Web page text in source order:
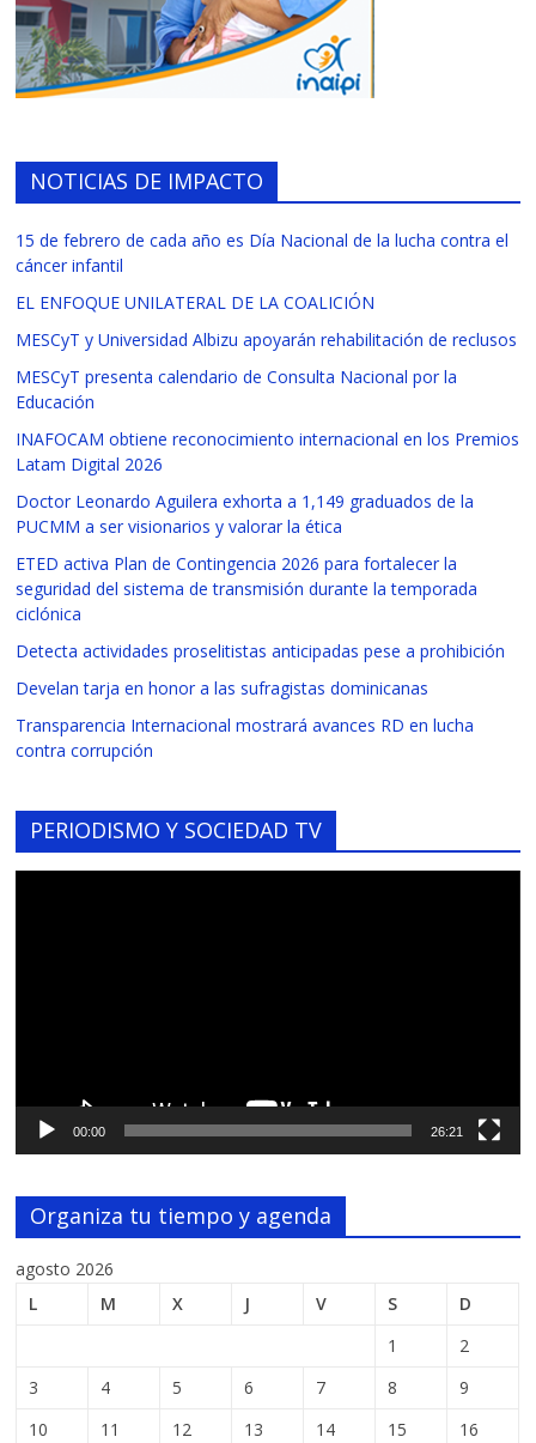
NOTICIAS DE IMPACTO
15 de febrero de cada año es Día Nacional de la lucha contra el
cáncer infantil
EL ENFOQUE UNILATERAL DE LA COALICIÓN
MESCyT y Universidad Albizu apoyarán rehabilitación de reclusos
MESCyT presenta calendario de Consulta Nacional por la
Educación
INAFOCAM obtiene reconocimiento internacional en los Premios
Latam Digital 2026
Doctor Leonardo Aguilera exhorta a 1,149 graduados de la
PUCMM a ser visionarios y valorar la ética
ETED activa Plan de Contingencia 2026 para fortalecer la
seguridad del sistema de transmisión durante la temporada
ciclónica
Detecta actividades proselitistas anticipadas pese a prohibición
Develan tarja en honor a las sufragistas dominicanas
Transparencia Internacional mostrará avances RD en lucha
contra corrupción
PERIODISMO Y SOCIEDAD TV
00:00 26:21
Organiza tu tiempo y agenda
agosto 2026
L
M X J V S
D
1
2
3
4 5 6 7 8
9
10
11 12 13 14 15 16